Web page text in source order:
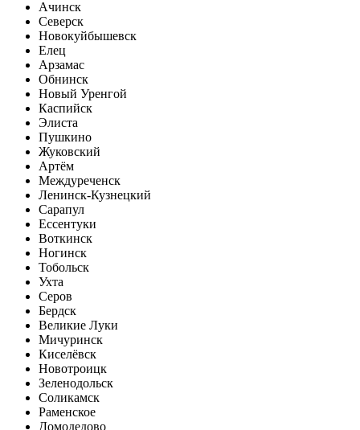
Ачинск
Северск
Новокуйбышевск
Елец
Арзамас
Обнинск
Новый Уренгой
Каспийск
Элиста
Пушкино
Жуковский
Артём
Междуреченск
Ленинск-Кузнецкий
Сарапул
Ессентуки
Воткинск
Ногинск
Тобольск
Ухта
Серов
Бердск
Великие Луки
Мичуринск
Киселёвск
Новотроицк
Зеленодольск
Соликамск
Раменское
Домодедово